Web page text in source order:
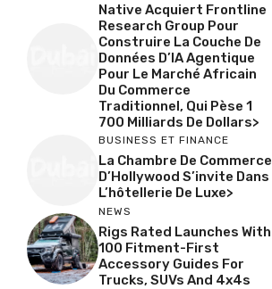
Native Acquiert Frontline
Research Group Pour
Construire La Couche De
Données D’IA Agentique
Pour Le Marché Africain
Du Commerce
Traditionnel, Qui Pèse 1
700 Milliards De Dollars>
BUSINESS ET FINANCE
La Chambre De Commerce
D’Hollywood S’invite Dans
L’hôtellerie De Luxe>
NEWS
Rigs Rated Launches With
100 Fitment-First
Accessory Guides For
Trucks, SUVs And 4x4s